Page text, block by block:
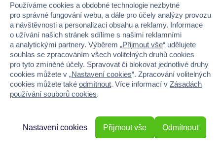
Pokémon UP: GS Pikachu & Mimikyu - kroužkové album
na stránkové obaly
Kroužkové album Pokémon pro sběratele karet poskytuje bezpečné...
Skladem prodejny
449 Kč 99 Kč Do košíku
Používáme cookies a obdobné technologie nezbytné
pro správné fungování webu, a dále pro účely analýzy provozu
a návštěvnosti a personalizaci obsahu a reklamy. Informace
o užívání našich stránek sdílíme s našimi reklamními
a analytickými partnery. Výběrem „Přijmout vše“ udělujete
souhlas se zpracováním všech volitelných druhů cookies
pro tyto zmíněné účely. Spravovat či blokovat jednotlivé druhy
cookies můžete v „Nastavení cookies“. Zpracování volitelných
cookies můžete také odmítnout. Více informací v Zásadách
používání souborů cookies.
Odmítnout
Nastavení cookies Přijmout vše